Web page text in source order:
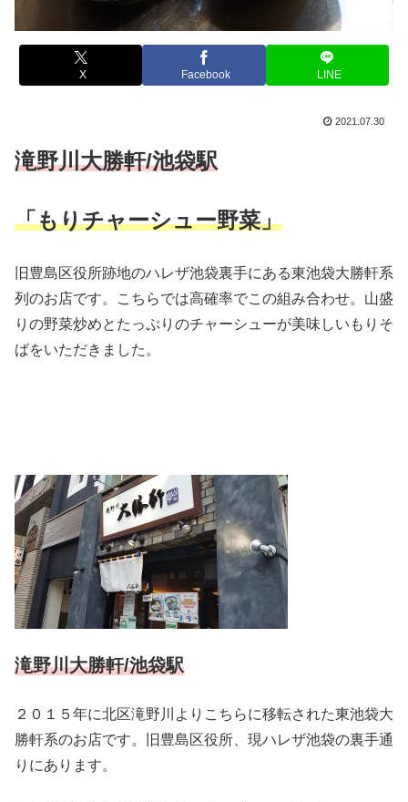
X Facebook LINE
2021.07.30
滝野川大勝軒/池袋駅
「もりチャーシュー野菜」
旧豊島区役所跡地のハレザ池袋裏手にある東池袋大勝軒系
列のお店です。こちらでは高確率でこの組み合わせ。山盛
りの野菜炒めとたっぷりのチャーシューが美味しいもりそ
ばをいただきました。
滝野川大勝軒/池袋駅
２０１５年に北区滝野川よりこちらに移転された東池袋大
勝軒系のお店です。旧豊島区役所、現ハレザ池袋の裏手通
りにあります。